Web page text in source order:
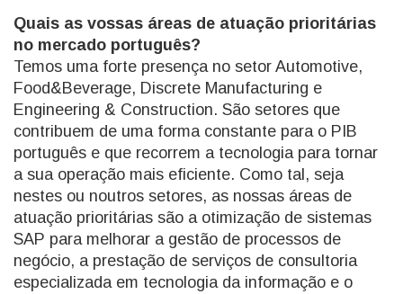
Quais as vossas áreas de atuação prioritárias
no mercado português?
Temos uma forte presença no setor Automotive,
Food&Beverage, Discrete Manufacturing e
Engineering & Construction. São setores que
contribuem de uma forma constante para o PIB
português e que recorrem a tecnologia para tornar
a sua operação mais eficiente. Como tal, seja
nestes ou noutros setores, as nossas áreas de
atuação prioritárias são a otimização de sistemas
SAP para melhorar a gestão de processos de
negócio, a prestação de serviços de consultoria
especializada em tecnologia da informação e o